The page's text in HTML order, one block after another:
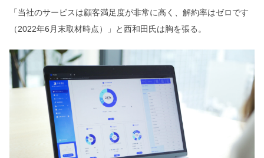
「当社のサービスは顧客満足度が非常に高く、解約率はゼロです
（2022年6月末取材時点）」と西和田氏は胸を張る。